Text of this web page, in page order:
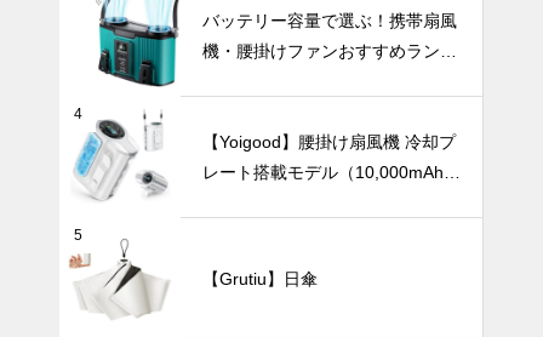
【2025年最
新版】軽くて
快適！バッグ
まる「100g
台のミニ扇風
機」おすすめ
インテリア小物
シンプルイン
テリアがもっ
とおしゃれに
なる！花瓶の
インテリア小物
バッテリー容量で選ぶ！携帯扇風
機・腰掛けファンおすすめランキ
4
【Yoigood】腰掛け扇風機 冷却プ
レート搭載モデル（10,000mAh・
5
【Grutiu】日傘